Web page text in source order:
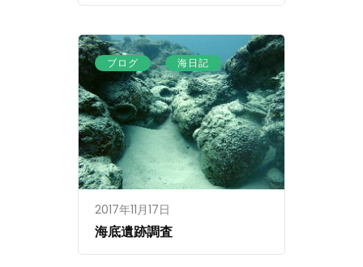
ブログ 、 海日記
2017年11月17日
海底遺跡調査